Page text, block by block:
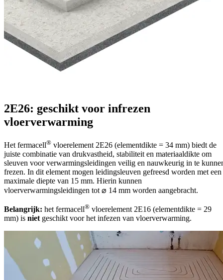
2E26: geschikt voor infrezen
vloerverwarming
Het fermacell® vloerelement 2E26 (elementdikte = 34 mm) biedt de
juiste combinatie van drukvastheid, stabiliteit en materiaaldikte om
sleuven voor verwarmingsleidingen veilig en nauwkeurig in te
frezen. In dit element mogen leidingsleuven gefreesd worden met een
maximale diepte van 15 mm. Hierin kunnen
vloerverwarmingsleidingen tot ⌀ 14 mm worden aangebracht.
Belangrijk: het fermacell® vloerelement 2E16 (elementdikte = 29
mm) is niet geschikt voor het infezen van vloerverwarming.